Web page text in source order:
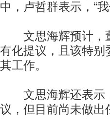
中，卢哲群表示，“
文思海辉预计，董
有化提议，且该特别
其工作。
文思海辉还表示，
议，但目前尚未做出